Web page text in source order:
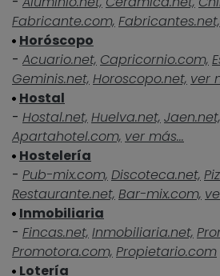
Fabricante.com, Fabricantes.net,
Horóscopo
- Acuario.net, Capricornio.com,
Geminis.net, Horoscopo.net, ver
Hostal
- Hostal.net, Huelva.net, Jaen.net,
Apartahotel.com, ver más...
Hostelería
- Pub-mix.com, Discoteca.net,
Restaurante.net, Bar-mix.com,
Inmobiliaria
- Fincas.net, Inmobiliaria.net,
Promotora.com, Propietario.com
Lotería